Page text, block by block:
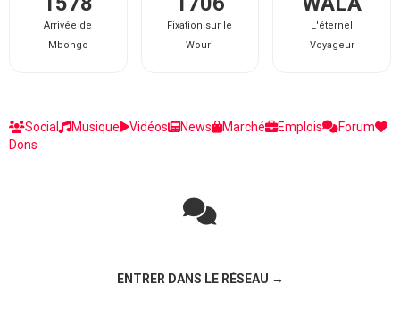
Arrivée de
Mbongo
Fixation sur le
Wouri
L'éternel
Voyageur
Social Musique Vidéos News Marché Emplois
Forum
Dons
ENTRER DANS LE RÉSEAU →